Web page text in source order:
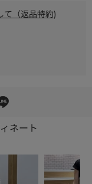
て（返品特約)
ネート